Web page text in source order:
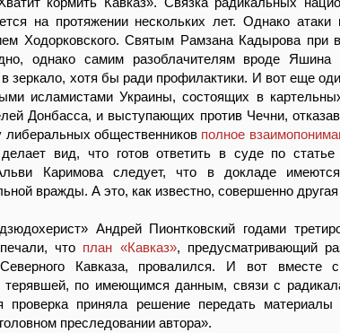
на протяжении нескольких лет. Однако
Ходорковского. Святым Рамзана Кадырова при
однако самим разоблачителям вроде
в зеркало, хотя бы ради профилактики. И вот еще
исламистами Украины, состоящих в
Донбасса, и выступающих против Чечни,
либеральных общественников полное
вид, что готов ответить в суде по
Каримова следует, что в докладе имеются
вражды. А это, как известно, совершенно
Андрей Пионтковский годами
что план «Кавказ», предусматривающий
Северного Кавказа, провалился. И вот вместе
по имеющимся данным, связи с
проверка приняла решение передать
преследовании автора».